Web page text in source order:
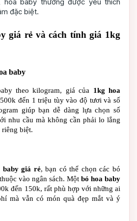
đặc biệt.
giá rẻ và cách tính giá 1kg
baby
theo kilogram, giá của 1kg hoa
đến 1 triệu tùy vào độ tươi và số
giúp bạn dễ dàng lựa chọn số
nhu cầu mà không cần phải lo lắng
riêng biệt.
baby giá rẻ, bạn có thể chọn các bó
vào ngân sách. Một bó hoa baby
đến 150k, rất phù hợp với những ai
mà vẫn có món quà đẹp mắt và ý